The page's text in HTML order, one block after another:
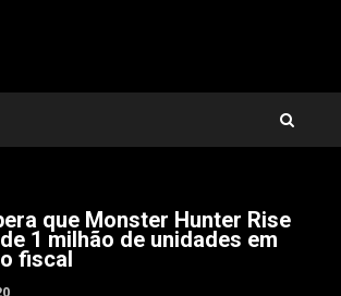
que Monster Hunter Rise
1 milhão de unidades em
fiscal